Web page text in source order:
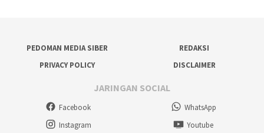
PEDOMAN MEDIA SIBER
REDAKSI
PRIVACY POLICY
DISCLAIMER
JARINGAN SOCIAL
Facebook
WhatsApp
Instagram
Youtube